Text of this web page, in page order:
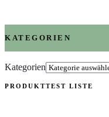
KATEGORIEN
Kategorien
PRODUKTTEST LISTE